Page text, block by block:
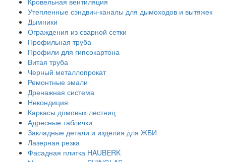
Утепленные сэндвич-каналы для дымоходов и вытяжек
Дымники
Ограждения из сварной сетки
Профильная труба
Профили для гипсокартона
Витая труба
Черный металлопрокат
Ремонтные эмали
Дренажная система
Некондиция
Каркасы домовых лестниц
Адресные таблички
Закладные детали и изделия для ЖБИ
Лазерная резка
Фасадная плитка HAUBERK